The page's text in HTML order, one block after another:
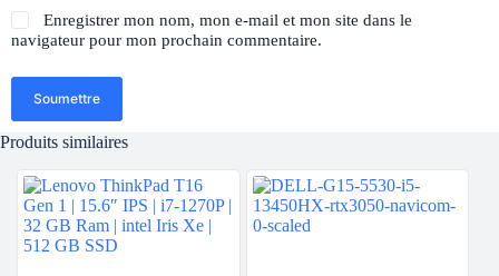
Enregistrer mon nom, mon e-mail et mon site dans le
navigateur pour mon prochain commentaire.
Soumettre
Produits similaires